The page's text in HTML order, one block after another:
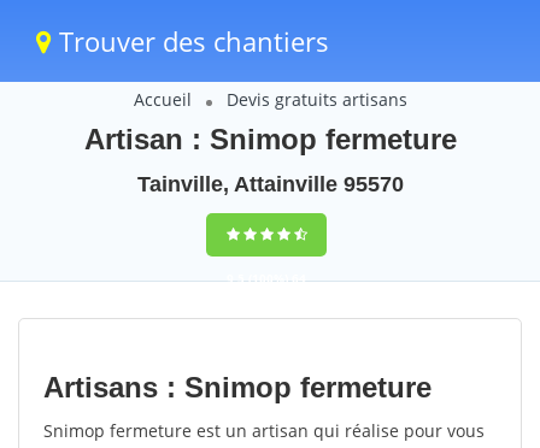
Trouver des chantiers
Accueil Devis gratuits artisans
Artisan : Snimop fermeture
Tainville, Attainville 95570
9,5(100%)64
votes
Artisans : Snimop fermeture
Snimop fermeture est un artisan qui réalise pour vous